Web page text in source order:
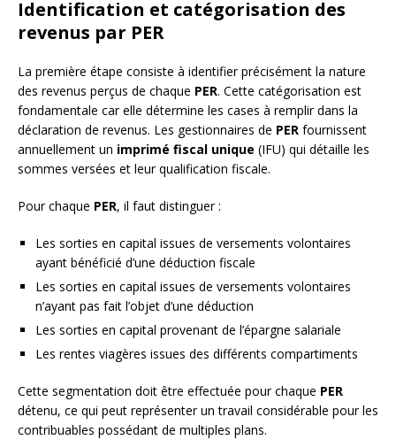
Identification et catégorisation des
revenus par PER
La première étape consiste à identifier précisément la nature
des revenus perçus de chaque PER. Cette catégorisation est
fondamentale car elle détermine les cases à remplir dans la
déclaration de revenus. Les gestionnaires de PER fournissent
annuellement un imprimé fiscal unique (IFU) qui détaille les
sommes versées et leur qualification fiscale.
Pour chaque PER, il faut distinguer :
Les sorties en capital issues de versements volontaires
ayant bénéficié d’une déduction fiscale
Les sorties en capital issues de versements volontaires
n’ayant pas fait l’objet d’une déduction
Les sorties en capital provenant de l’épargne salariale
Les rentes viagères issues des différents compartiments
Cette segmentation doit être effectuée pour chaque PER
détenu, ce qui peut représenter un travail considérable pour les
contribuables possédant de multiples plans.